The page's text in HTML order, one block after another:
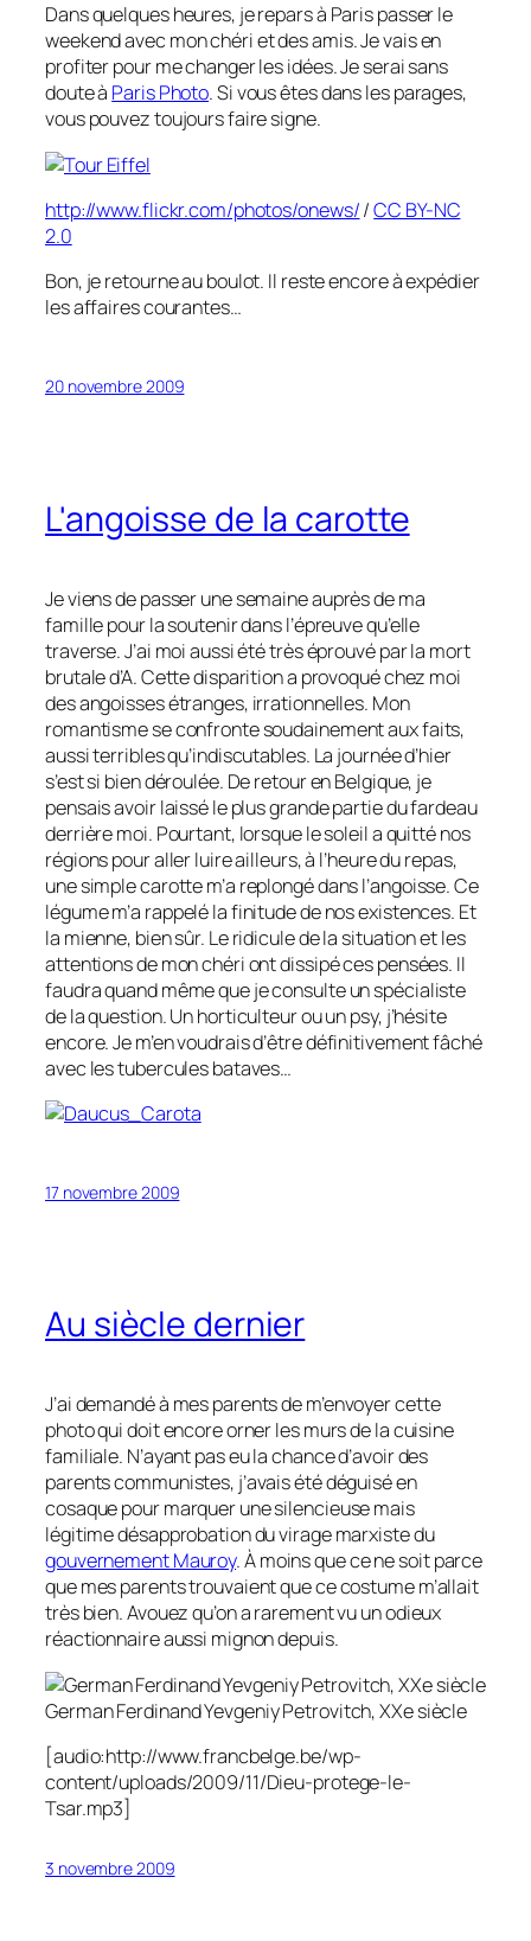
Dans quelques heures, je repars à Paris passer le
weekend avec mon chéri et des amis. Je vais en
profiter pour me changer les idées. Je serai sans
doute à Paris Photo. Si vous êtes dans les parages,
vous pouvez toujours faire signe.
http://www.flickr.com/photos/onews//CC BY-NC
2.0
Bon, je retourne au boulot. Il reste encore à expédier
les affaires courantes…
20 novembre 2009
L'angoisse de la carotte
Je viens de passer une semaine auprès de ma
famille pour la soutenir dans l’épreuve qu’elle
traverse. J’ai moi aussi été très éprouvé par la mort
brutale d’A. Cette disparition a provoqué chez moi
des angoisses étranges, irrationnelles. Mon
romantisme se confronte soudainement aux faits,
aussi terribles qu’indiscutables. La journée d’hier
s’est si bien déroulée. De retour en Belgique, je
pensais avoir laissé le plus grande partie du fardeau
derrière moi. Pourtant, lorsque le soleil a quitté nos
régions pour aller luire ailleurs, à l’heure du repas,
une simple carotte m’a replongé dans l’angoisse. Ce
légume m’a rappelé la finitude de nos existences. Et
la mienne, bien sûr. Le ridicule de la situation et les
attentions de mon chéri ont dissipé ces pensées. Il
faudra quand même que je consulte un spécialiste
de la question. Un horticulteur ou un psy, j’hésite
encore. Je m’en voudrais d’être définitivement fâché
avec les tubercules bataves…
17 novembre 2009
Au siècle dernier
J’ai demandé à mes parents de m’envoyer cette
photo qui doit encore orner les murs de la cuisine
familiale. N’ayant pas eu la chance d’avoir des
parents communistes, j’avais été déguisé en
cosaque pour marquer une silencieuse mais
légitime désapprobation du virage marxiste du
gouvernement Mauroy. À moins que ce ne soit parce
que mes parents trouvaient que ce costume m’allait
très bien. Avouez qu’on a rarement vu un odieux
réactionnaire aussi mignon depuis.
German Ferdinand Yevgeniy Petrovitch, XXe siècle
[audio:http://www.francbelge.be/wp-
content/uploads/2009/11/Dieu-protege-le-
Tsar.mp3]
3 novembre 2009